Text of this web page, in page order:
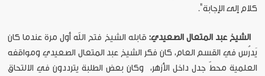
كلام إلى الإجابة".
الشيخ عبد المتعال الصعيدي: قابله الشيخ فتح الله أول مرة عندما كان
يَدرُس في القسم العام، كان فكر الشيخ عبد المتعال الصعيدي ومواقفه
العلمية محطّ جدل داخل الأزهر، وكان بعض الطلبة يترددون في الالتحاق